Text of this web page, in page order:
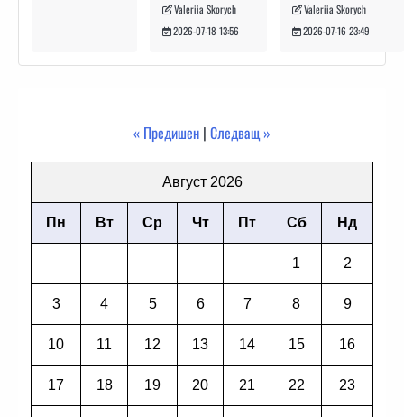
Valeriia Skorych
2026-07-18 13:56
Valeriia Skorych
2026-07-16 23:49
« Предишен | Следващ »
Август 2026
Пн Вт Ср Чт Пт Сб Нд
1 2
3 4 5 6 7 8 9
10 11 12 13 14 15 16
17 18 19 20 21 22 23